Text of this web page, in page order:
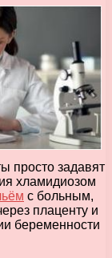
просто задавят
хламидиозом
с больным,
плаценту и
беременности